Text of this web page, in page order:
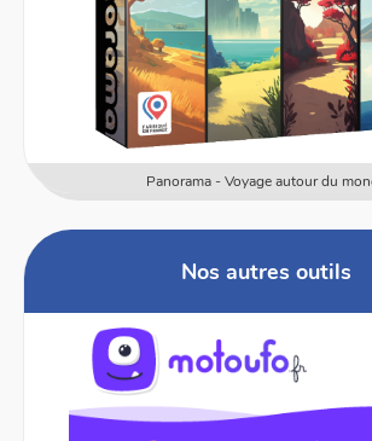
Panorama - Voyage autour du
Nos autres outils